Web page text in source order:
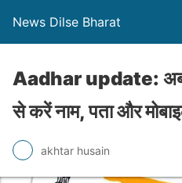
News Dilse Bharat
Aadhar update: अब
से करें नाम, पता और
akhtar husain